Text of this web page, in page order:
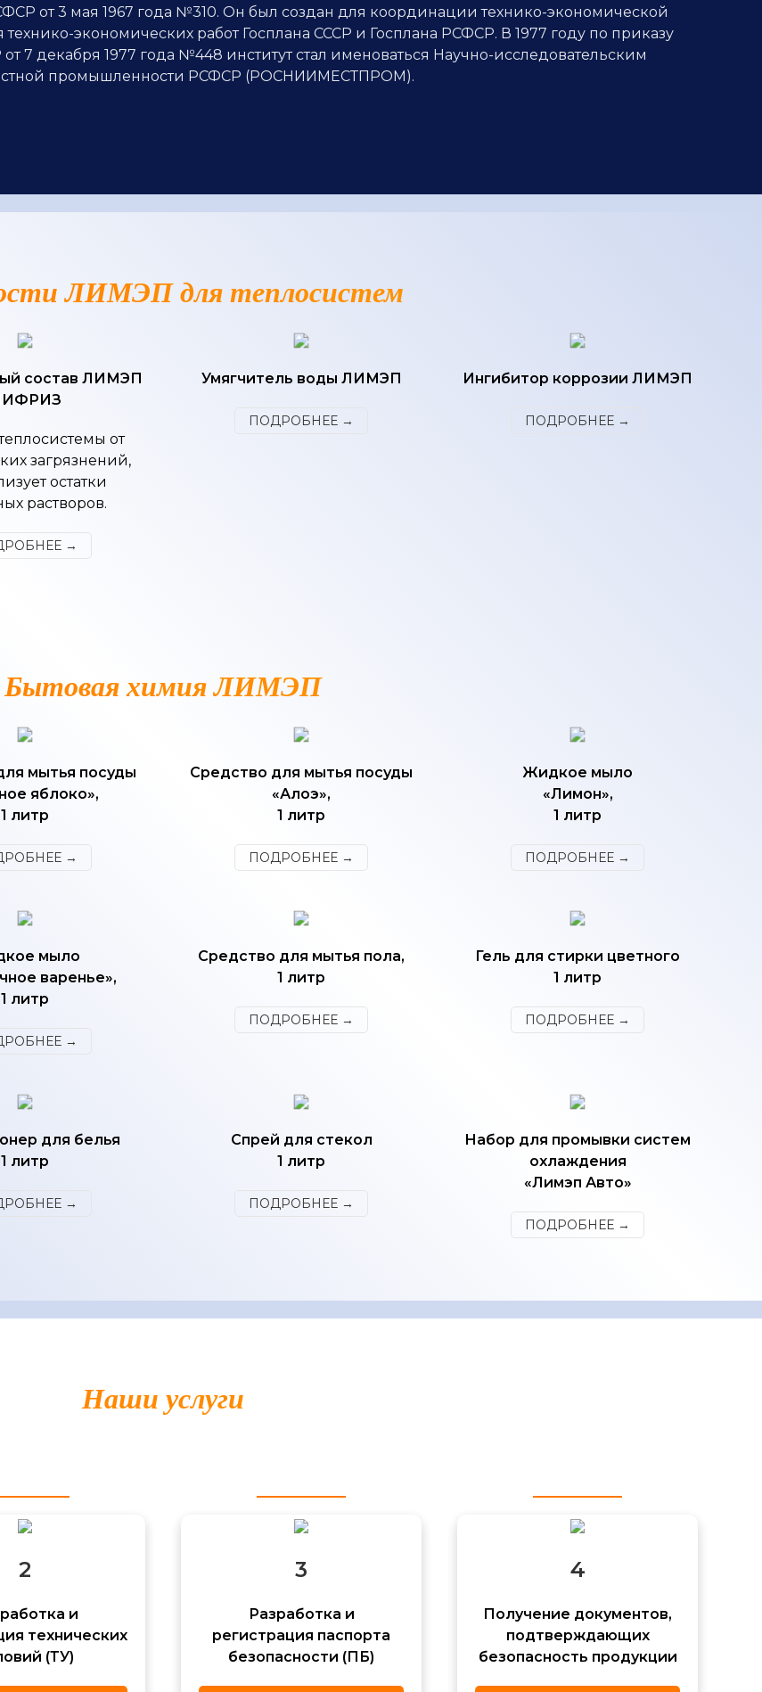
от 3 мая 1967 года №310. Он был создан для координации технико-экономической
экономических работ Госплана СССР и Госплана РСФСР. В 1977 году по приказу
декабря 1977 года №448 институт стал именоваться Научно-исследовательским
промышленности РСФСР (РОСНИИМЕСТПРОМ).
ЛИМЭП для теплосистем
состав ЛИМЭП
от
загрязнений,
остатки
растворов.
→
Умягчитель воды ЛИМЭП
ПОДРОБНЕЕ →
Ингибитор коррозии ЛИМЭП
ПОДРОБНЕЕ →
Бытовая химия ЛИМЭП
мытья посуды
яблоко»,
1 литр
→
Средство для мытья посуды
«Алоэ»,
1 литр
ПОДРОБНЕЕ →
Жидкое мыло
«Лимон»,
1 литр
ПОДРОБНЕЕ →
мыло
варенье»,
1 литр
→
Средство для мытья пола,
1 литр
ПОДРОБНЕЕ →
Гель для стирки цветного
1 литр
ПОДРОБНЕЕ →
для белья
1 литр
→
Спрей для стекол
1 литр
ПОДРОБНЕЕ →
Набор для промывки систем
охлаждения
«Лимэп Авто»
ПОДРОБНЕЕ →
Наши услуги
2
и
технических
(ТУ)
3
Разработка и
регистрация паспорта
безопасности (ПБ)
4
Получение документов,
подтверждающих
безопасность продукции